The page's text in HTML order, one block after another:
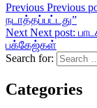
Previous Previous
நடாத்தப்பட்டது”
Next Next post:
பக்கேஜ்கள்
Search for:
Categories